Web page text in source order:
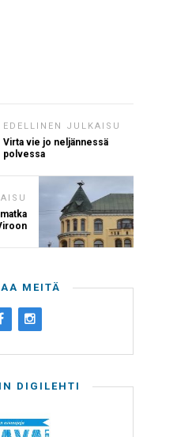
EDELLINEN JULKAISU
Virta vie jo neljännessä
polvessa
MEITÄ
DIGILEHTI